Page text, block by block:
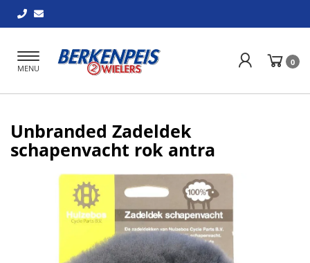
Toggle
navigation
MENU
0
Unbranded Zadeldek
schapenvacht rok antra